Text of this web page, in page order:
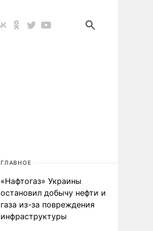
ГЛАВНОЕ
«Нафтогаз» Украины
остановил добычу нефти и
газа из-за повреждения
инфраструктуры